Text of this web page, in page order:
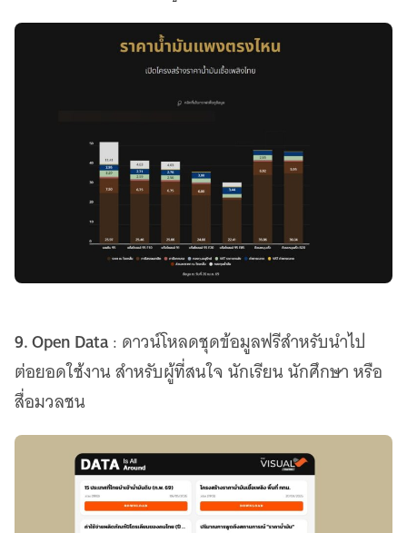
9. Open Data: ดาวน์โหลดชุดข้อมูลฟรีสำหรับนำไป
ต่อยอดใช้งาน สำหรับผู้ที่สนใจ นักเรียน นักศึกษา หรือ
สื่อมวลชน